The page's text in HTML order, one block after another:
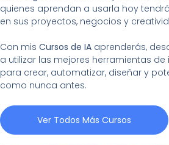
quienes aprendan a usarla hoy
en sus proyectos, negocios y
Con mis Cursos de IA aprenderás,
a utilizar las mejores herramientas de
para crear, automatizar, diseñar y
como nunca antes.
Ver Todos Más Cursos